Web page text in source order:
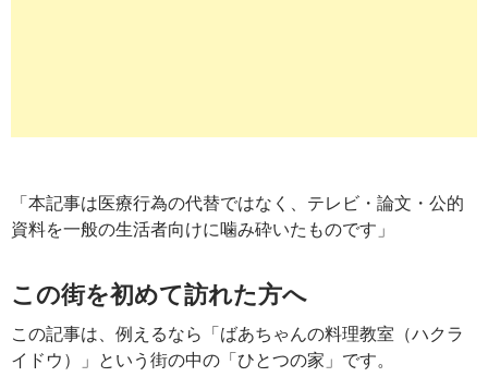
「本記事は医療行為の代替ではなく、テレビ・論文・公的
資料を一般の生活者向けに噛み砕いたものです」
この街を初めて訪れた方へ
この記事は、例えるなら「ばあちゃんの料理教室（ハクラ
イドウ）」という街の中の「ひとつの家」です。